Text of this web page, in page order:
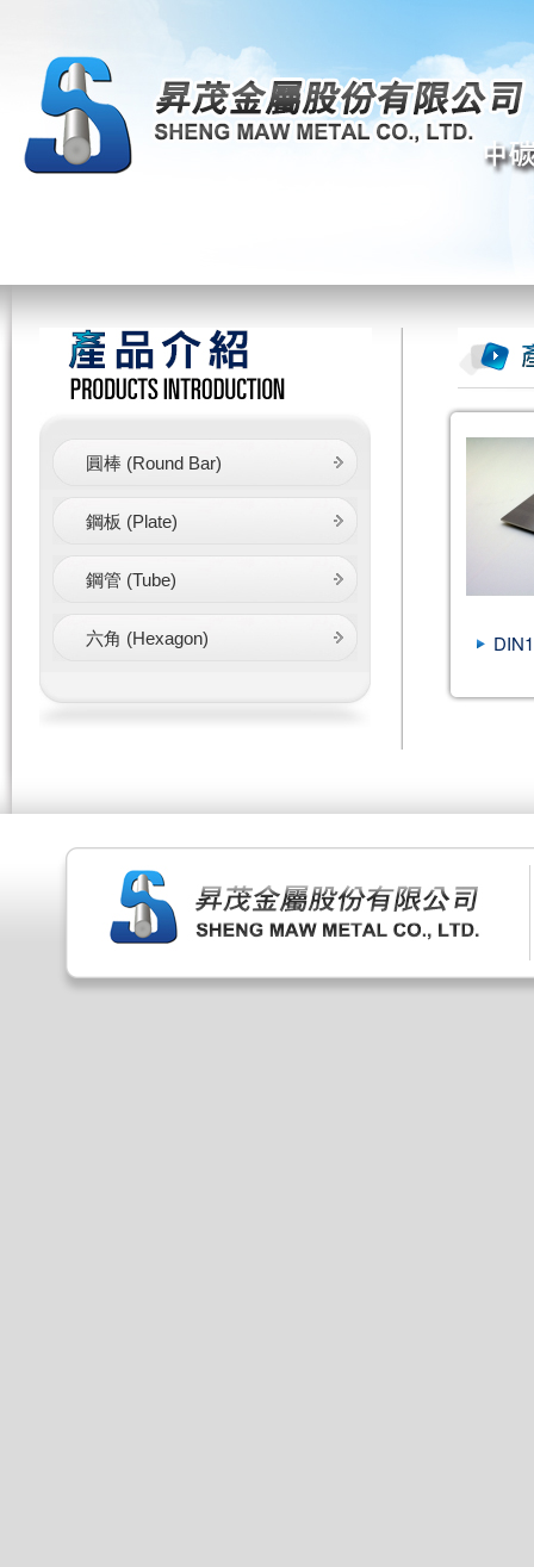
圓棒 (Round Bar)
鋼板 (Plate)
鋼管 (Tube)
六角 (Hexagon)